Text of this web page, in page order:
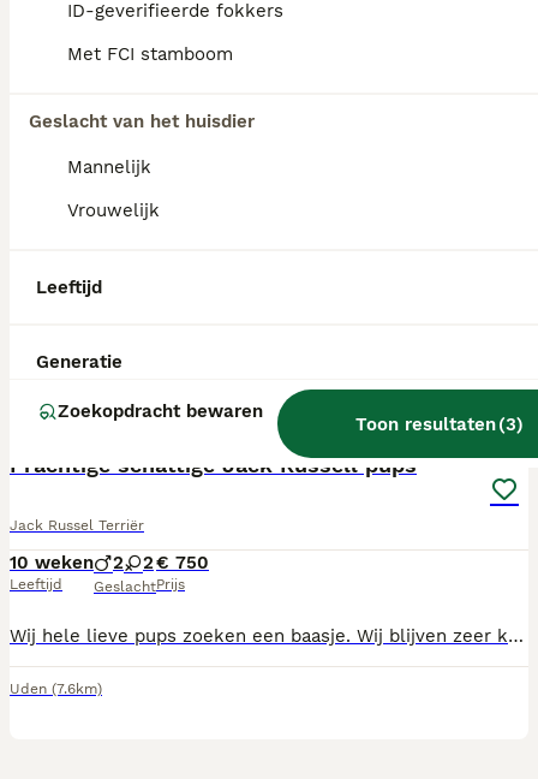
ID-geverifieerde fokkers
Met FCI stamboom
Geslacht van het huisdier
Mannelijk
Vrouwelijk
Leeftijd
Generatie
Zoekopdracht bewaren
Toon resultaten(3)
Prachtige schattige Jack Russell pups
Jack Russel Terriër
10 weken
Leeftijd
2 2
Geslacht
€ 750
Prijs
Wij hele lieve pups zoeken een baasje. Wij blijven zeer klein We zijn ingeënt ontwormd en gechipt Beide ouders zijn hier aanwezig. Zijn ook al helemaal gesocialiseerd Bel voor info naar 0651405527
Uden (7.6km)